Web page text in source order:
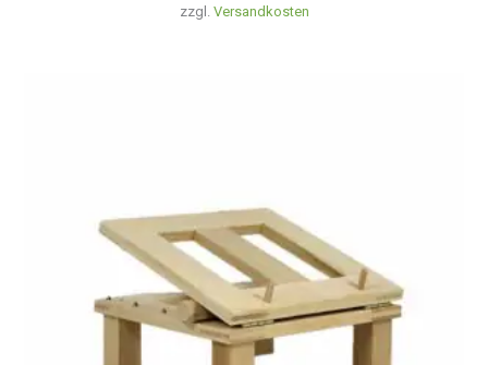
zzgl. Versandkosten